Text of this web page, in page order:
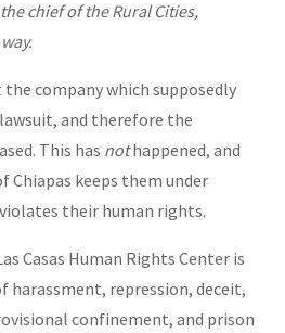
chief of the Rural Cities,
company which supposedly
and therefore the
This has nothappened, and
keeps them under
their human rights.
Casas Human Rights Center is
harassment, repression, deceit,
confinement, and prison